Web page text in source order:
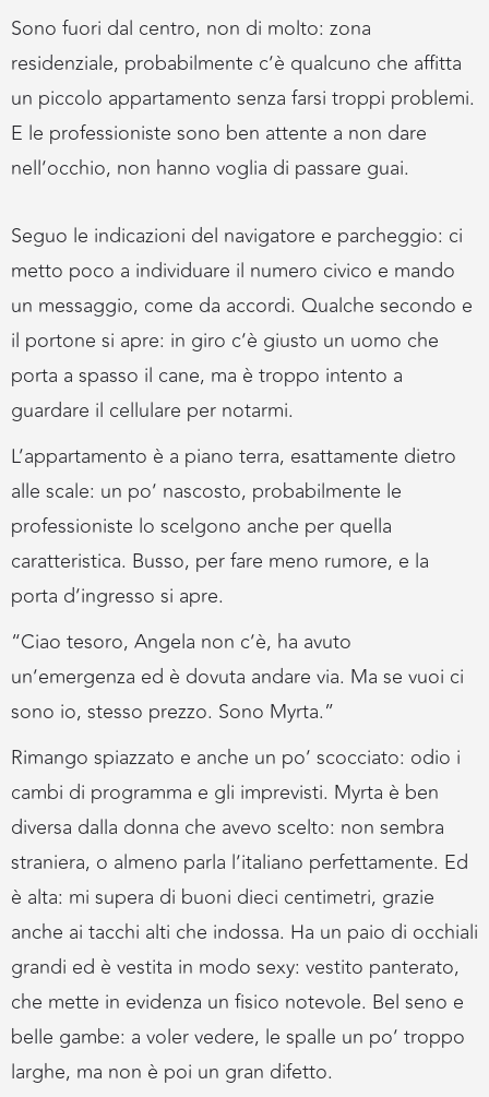
Sono fuori dal centro, non di molto: zona
residenziale, probabilmente c’è qualcuno che affitta
un piccolo appartamento senza farsi troppi problemi.
E le professioniste sono ben attente a non dare
nell’occhio, non hanno voglia di passare guai.
Seguo le indicazioni del navigatore e parcheggio: ci
metto poco a individuare il numero civico e mando
un messaggio, come da accordi. Qualche secondo e
il portone si apre: in giro c’è giusto un uomo che
porta a spasso il cane, ma è troppo intento a
guardare il cellulare per notarmi.
L’appartamento è a piano terra, esattamente dietro
alle scale: un po’ nascosto, probabilmente le
professioniste lo scelgono anche per quella
caratteristica. Busso, per fare meno rumore, e la
porta d’ingresso si apre.
“Ciao tesoro, Angela non c’è, ha avuto
un’emergenza ed è dovuta andare via. Ma se vuoi ci
sono io, stesso prezzo. Sono Myrta.”
Rimango spiazzato e anche un po’ scocciato: odio i
cambi di programma e gli imprevisti. Myrta è ben
diversa dalla donna che avevo scelto: non sembra
straniera, o almeno parla l’italiano perfettamente. Ed
è alta: mi supera di buoni dieci centimetri, grazie
anche ai tacchi alti che indossa. Ha un paio di occhiali
grandi ed è vestita in modo sexy: vestito panterato,
che mette in evidenza un fisico notevole. Bel seno e
belle gambe: a voler vedere, le spalle un po’ troppo
larghe, ma non è poi un gran difetto.